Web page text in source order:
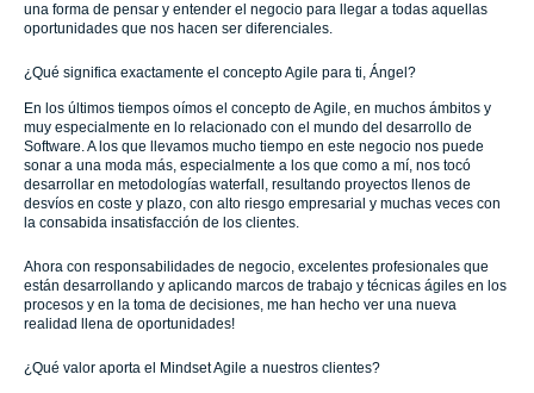
una forma de pensar y entender el negocio para llegar a todas aquellas
oportunidades que nos hacen ser diferenciales.
¿Qué significa exactamente el concepto Agile para ti, Ángel?
En los últimos tiempos oímos el concepto de Agile, en muchos ámbitos y
muy especialmente en lo relacionado con el mundo del desarrollo de
Software. A los que llevamos mucho tiempo en este negocio nos puede
sonar a una moda más, especialmente a los que como a mí, nos tocó
desarrollar en metodologías waterfall, resultando proyectos llenos de
desvíos en coste y plazo, con alto riesgo empresarial y muchas veces con
la consabida insatisfacción de los clientes.
Ahora con responsabilidades de negocio, excelentes profesionales que
están desarrollando y aplicando marcos de trabajo y técnicas ágiles en los
procesos y en la toma de decisiones, me han hecho ver una nueva
realidad llena de oportunidades!
¿Qué valor aporta el Mindset Agile a nuestros clientes?